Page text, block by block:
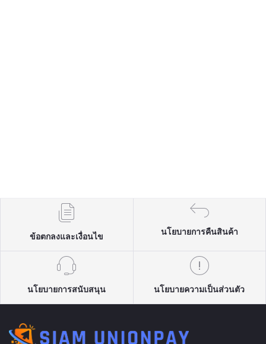
ข้อตกลงและเงื่อนไข
นโยบายการคืนสินค้า
นโยบายการสนับสนุน นโยบายความเป็นส่วนตัว